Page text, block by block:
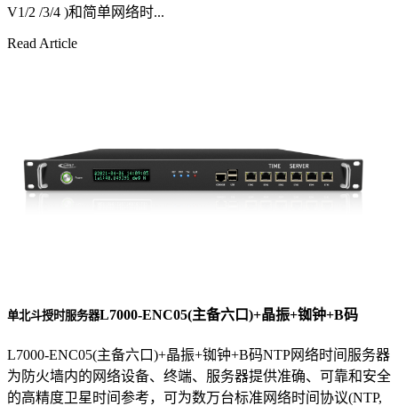
V1/2 /3/4 )和简单网络时...
Read Article
单北斗授时服务器L7000-ENC05(主备六口)+晶振+铷钟+B码
L7000-ENC05(主备六口)+晶振+铷钟+B码NTP网络时间服务器
为防火墙内的网络设备、终端、服务器提供准确、可靠和安全
的高精度卫星时间参考，可为数万台标准网络时间协议(NTP,